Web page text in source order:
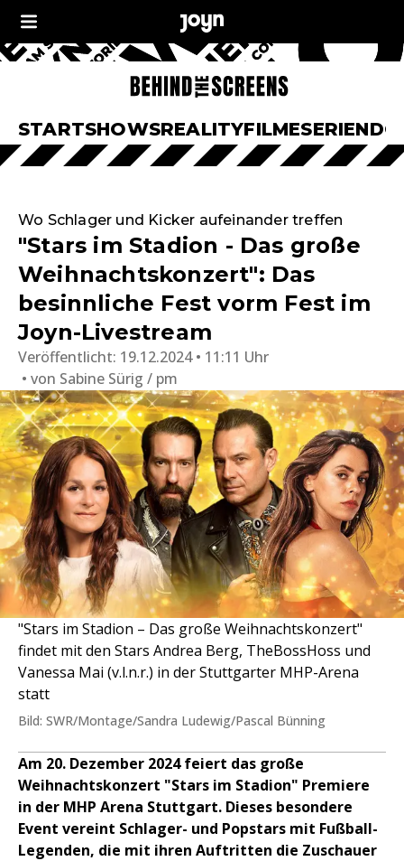
STARTSHOWSREALITYFILMESERIEN
Wo Schlager und Kicker aufeinander treffen
"Stars im Stadion - Das große
Weihnachtskonzert": Das
besinnliche Fest vorm Fest im
Joyn-Livestream
Veröffentlicht: 19.12.2024 • 11:11 Uhr
von Sabine Sürig / pm
"Stars im Stadion – Das große Weihnachtskonzert"
findet mit den Stars Andrea Berg, TheBossHoss und
Vanessa Mai (v.l.n.r.) in der Stuttgarter MHP-Arena
statt
Bild: SWR/Montage/Sandra Ludewig/Pascal Bünning
Am 20. Dezember 2024 feiert das große
Weihnachtskonzert "Stars im Stadion" Premiere
in der MHP Arena Stuttgart. Dieses besondere
Event vereint Schlager- und Popstars mit Fußball-
Legenden, die mit ihren Auftritten die Zuschauer